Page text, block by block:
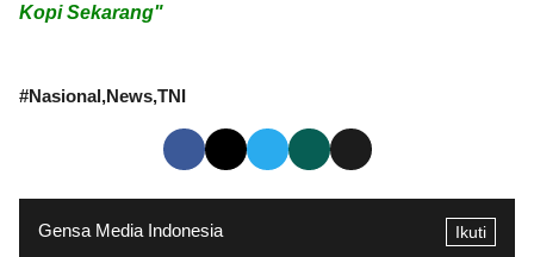
Kopi Sekarang"
#Nasional News TNI
Gensa Media Indonesia Ikuti